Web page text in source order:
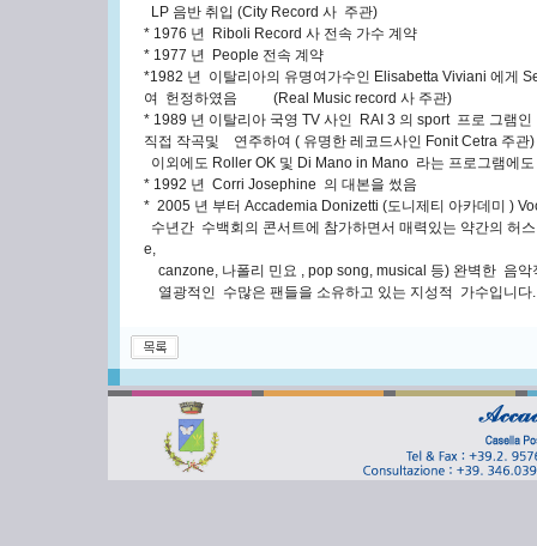
LP 음반 취입 (City Record 사 주관)
* 1976 년 Riboli Record 사 전속 가수 계약
* 1977 년 People 전속 계약
*1982 년 이탈리아의 유명여가수인 Elisabetta Viviani 에게
여 헌정하였음 (Real Music record 사 주관)
* 1989 년 이탈리아 국영 TV 사인 RAI 3 의 sport 프로 그램
직접 작곡및 연주하여 ( 유명한 레코드사인 Fonit Cetra 주관
이외에도 Roller OK 및 Di Mano in Mano 라는 프로그램에
* 1992 년 Corri Josephine 의 대본을 썼음
* 2005 년 부터 Accademia Donizetti (도니제티 아카데미 )
수년간 수백회의 콘서트에 참가하면서 매력있는 약간의 허
e,
canzone, 나폴리 민요 , pop song, musical 등) 완벽한 음악
열광적인 수많은 팬들을 소유하고 있는 지성적 가수입니다.